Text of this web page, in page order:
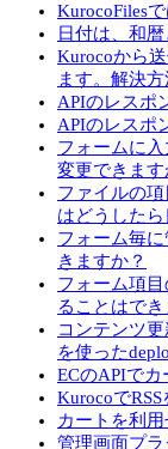
KurocoFiles
日付は、和
Kurocoから
ます。解決
APIのレスポ
APIのレスポ
フォームに
変更できます
ファイルの
はどうしたら
フォーム毎
きますか？
フォーム項
ることはでき
コンテンツ
を使った
ECのAPIでカ
Kurocoで
カートを利
管理画面プ